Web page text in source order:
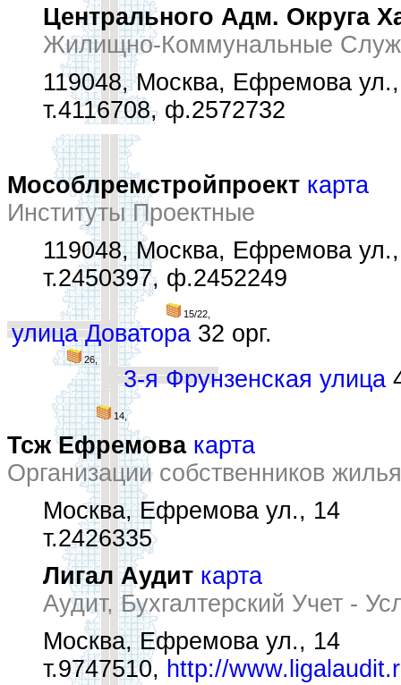
Центрального Адм. Округа
Жилищно-Коммунальные
119048, Москва, Ефремова
т.4116708, ф.2572732
Мособлремстройпроект карта
Институты Проектные
119048, Москва, Ефремова
т.2450397, ф.2452249
15/22,
улица Доватора 32 орг.
26,
3-я Фрунзенская улица
14,
Тсж Ефремова карта
Организации собственников жилья
Москва, Ефремова ул., 14
т.2426335
Лигал Аудит карта
Аудит, Бухгалтерский Учет -
Москва, Ефремова ул., 14
т.9747510, http://